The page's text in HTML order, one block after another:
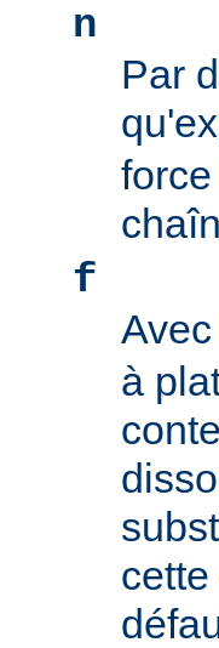
n
Par
f
à